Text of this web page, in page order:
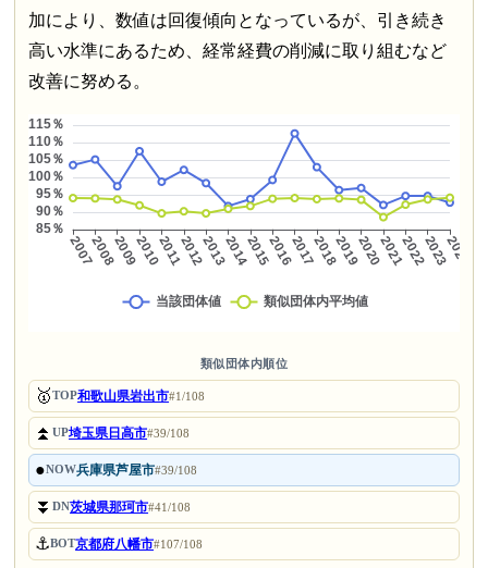
加により、数値は回復傾向となっているが、引き続き
高い水準にあるため、経常経費の削減に取り組むなど
改善に努める。
類似団体内順位
🥇TOP和歌山県岩出市#1/108
⏫UP埼玉県日高市#39/108
●NOW兵庫県芦屋市#39/108
⏬DN茨城県那珂市#41/108
⚓BOT京都府八幡市#107/108